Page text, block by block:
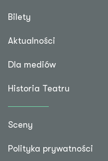
Bilety
Aktualności
Dla mediów
Historia Teatru
Sceny
Polityka prywatności